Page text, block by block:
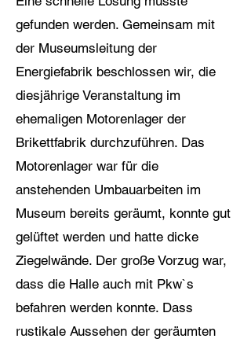
gefunden werden. Gemeinsam mit
der Museumsleitung der
Energiefabrik beschlossen wir, die
diesjährige Veranstaltung im
ehemaligen Motorenlager der
Brikettfabrik durchzuführen. Das
Motorenlager war für die
anstehenden Umbauarbeiten im
Museum bereits geräumt, konnte gut
gelüftet werden und hatte dicke
Ziegelwände. Der große Vorzug war,
dass die Halle auch mit Pkw`s
befahren werden konnte. Dass
rustikale Aussehen der geräumten